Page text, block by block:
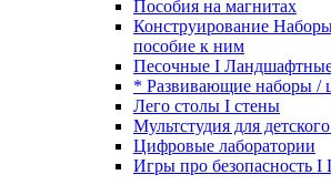
Пособия на магнитах
Конструирование
пособие к ним
Песочные I
* Развивающие наборы /
Лего столы I стены
Мультстудия для
Цифровые лаборатории
Игры про безопасность